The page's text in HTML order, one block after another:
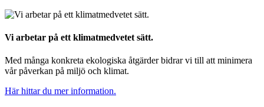
Vi arbetar på ett klimatmedvetet sätt.
Med många konkreta ekologiska åtgärder bidrar vi till att minimera
vår påverkan på miljö och klimat.
Här hittar du mer information.